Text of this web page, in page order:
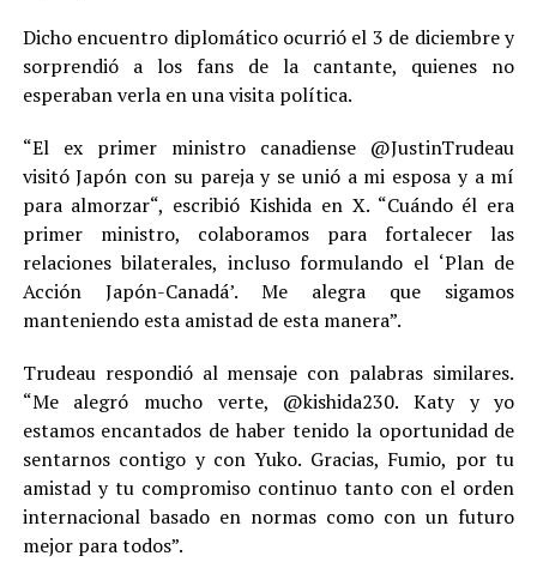
Dicho encuentro diplomático ocurrió el 3 de diciembre y
sorprendió a los fans de la cantante, quienes no
esperaban verla en una visita política.
“El ex primer ministro canadiense @JustinTrudeau
visitó Japón con su pareja y se unió a mi esposa y a mí
para almorzar“, escribió Kishida en X. “Cuándo él era
primer ministro, colaboramos para fortalecer las
relaciones bilaterales, incluso formulando el ‘Plan de
Acción Japón-Canadá’. Me alegra que sigamos
manteniendo esta amistad de esta manera”.
Trudeau respondió al mensaje con palabras similares.
“Me alegró mucho verte, @kishida230. Katy y yo
estamos encantados de haber tenido la oportunidad de
sentarnos contigo y con Yuko. Gracias, Fumio, por tu
amistad y tu compromiso continuo tanto con el orden
internacional basado en normas como con un futuro
mejor para todos”.